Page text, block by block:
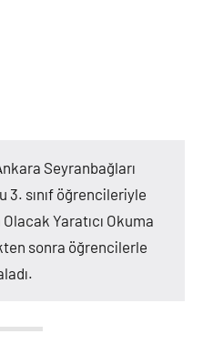
Seyranbağları
3. sınıf öğrencileriyle
Yaratıcı Okuma
sonra öğrencilerle